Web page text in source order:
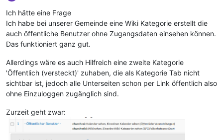
Ich hätte eine Frage
Ich habe bei unserer Gemeinde eine Wiki Kategorie erstellt die
auch öffentliche Benutzer ohne Zugangsdaten einsehen können.
Das funktioniert ganz gut.
Allerdings wäre es auch Hilfreich eine zweite Kategorie
'Öffentlich (versteckt)' zuhaben, die als Kategorie Tab nicht
sichtbar ist, jedoch alle Unterseiten schon per Link öffentlich also
ohne Einzuloggen zugänglich sind.
Zurzeit geht zwar: